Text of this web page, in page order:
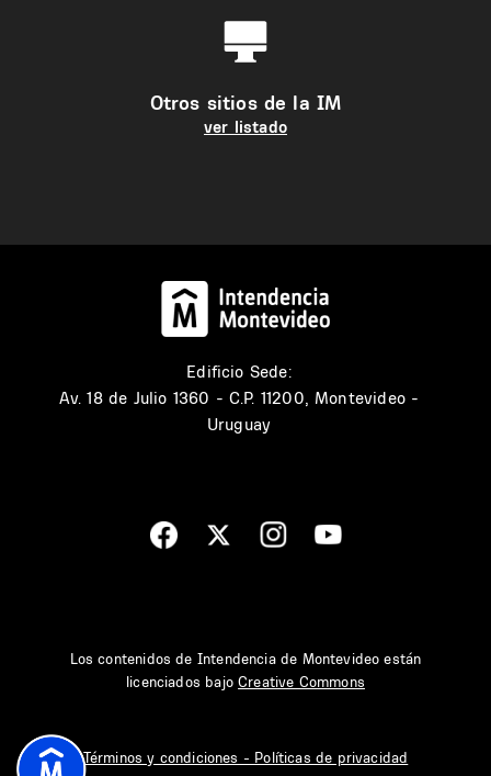
Otros sitios de la IM
ver listado
Edificio Sede:
Av. 18 de Julio 1360 - C.P. 11200, Montevideo -
Uruguay
Los contenidos de Intendencia de Montevideo están
licenciados bajoCreative Commons
Términos y condiciones - Políticas de privacidad